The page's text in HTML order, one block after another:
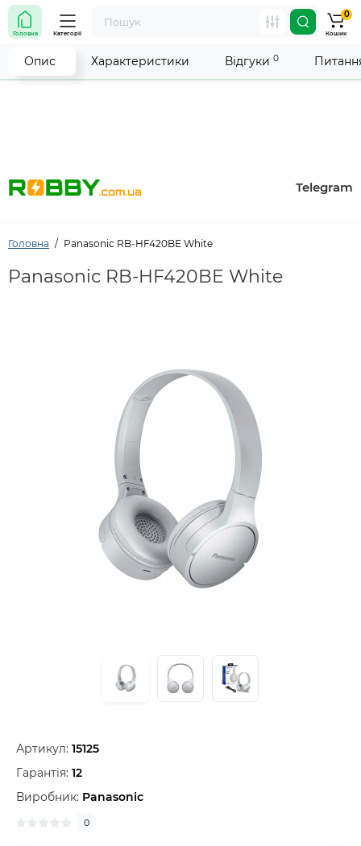
Увага! Роботу магазину тимчасово припинено. Ми
робимо все можливе, щоб відновити прийом
замовлень якнайшвидше.
Telegram
Головна Категорії
0
Кошик
Головна Panasonic RB-HF420BE White
Panasonic RB-HF420BE White
Артикул: 15125
Гарантія: 12
Виробник: Panasonic
0
Опис Характеристики Відгуки 0